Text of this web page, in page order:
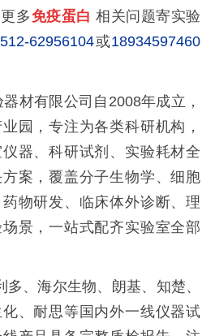
多免疫蛋白 相关问题寄实验
62956104或18934597460
材有限公司自2008年成立，
园，专注为各类科研机构，
器、科研试剂、实验耗材全
案，覆盖分子生物学、细胞
物研发、临床体外诊断、理
景，一站式配齐实验室全部
、海尔生物、朗基、知楚、
、耐思等国内外一线仪器试